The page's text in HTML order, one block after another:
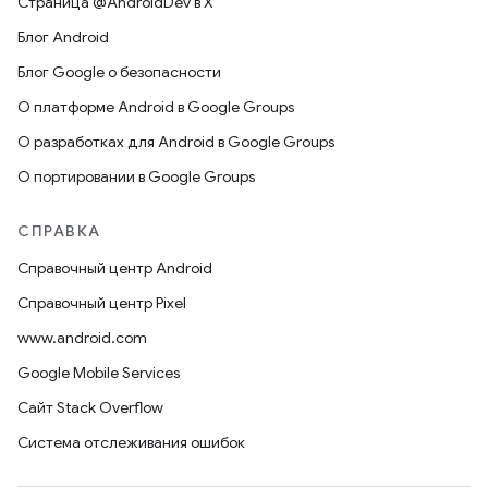
Блог Android
Блог Google о безопасности
О платформе Android в Google Groups
О разработках для Android в Google Groups
О портировании в Google Groups
СПРАВКА
Справочный центр Android
Справочный центр Pixel
www.android.com
Google Mobile Services
Сайт Stack Overflow
Система отслеживания ошибок